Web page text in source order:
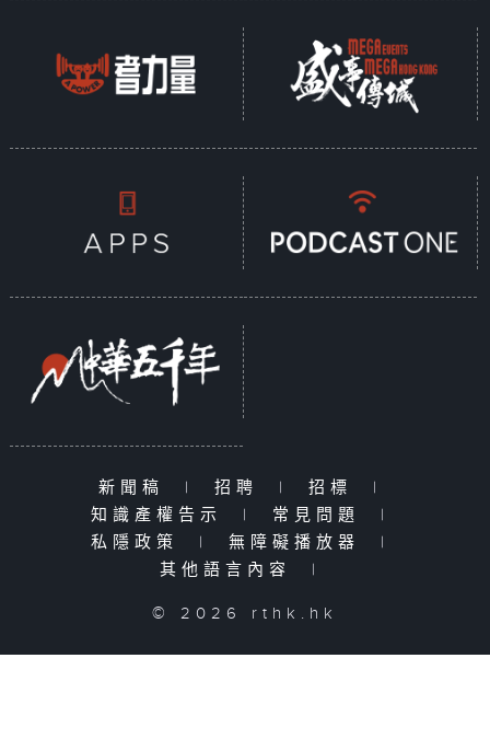
新聞稿 | 招聘 | 招標
|
知識產權告示
| 常見問題
|
私隱政策
| 無障礙播放器
|
其他語言內容
|
© 2026 rthk.hk